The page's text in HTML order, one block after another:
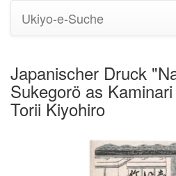
Ukiyo-e-Suche
Japanischer Druck
Sukegorö as
Torii Kiyohiro